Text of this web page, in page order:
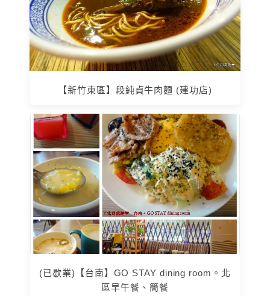
【新竹東區】段純貞牛肉麵 (建功店)
(已歇業)【台南】GO STAY dining room。北
區早午餐、簡餐